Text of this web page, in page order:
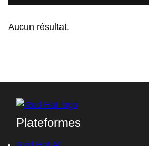
Aucun résultat.
Plateformes